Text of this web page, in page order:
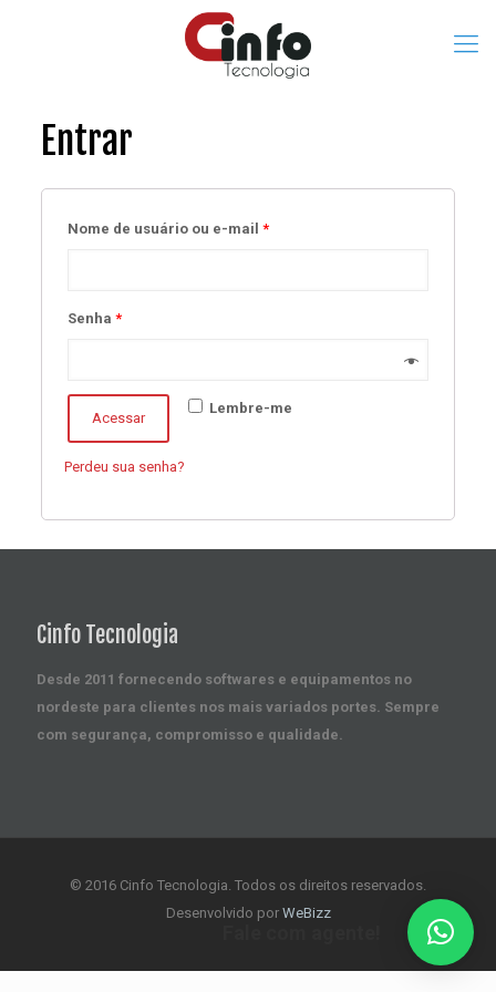
Entrar
Nome de usuário ou e-mail *
Senha *
Lembre-me
Acessar
Perdeu sua senha?
Cinfo Tecnologia
Desde 2011 fornecendo softwares e equipamentos no
nordeste para clientes nos mais variados portes. Sempre
com segurança, compromisso e qualidade.
© 2016 Cinfo Tecnologia. Todos os direitos reservados.
Desenvolvido por WeBizz